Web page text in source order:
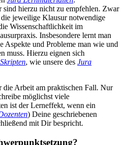
sind hierzu nicht zu empfehlen. Zwar
jeweilige Klausur notwendige
Wissenschaftlichkeit im
Insbesondere lernt man
Aspekte und Probleme man wie und
muss. Hierzu eignen sich
, wie unsere des Jura
die Arbeit am praktischen Fall. Nur
möglichst viele
ist der Lerneffekt, wenn ein
) Deine geschriebenen
mit Dir bespricht.